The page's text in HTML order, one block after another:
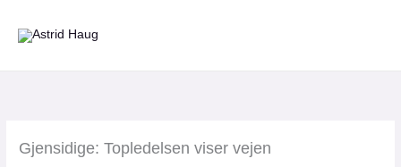
Gjensidige: Topledelsen viser vejen